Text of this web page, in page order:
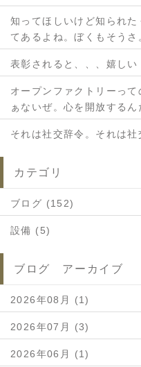
知ってほしいけど知られ
てあるよね。ぼくもそうさ
表彰されると、、、嬉しい
オープンファクトリーっ
ぁないぜ。心を開放するん
それは社交辞令。それは社
カテゴリ
ブログ (152)
設備 (5)
ブログ アーカイブ
2026年08月 (1)
2026年07月 (3)
2026年06月 (1)